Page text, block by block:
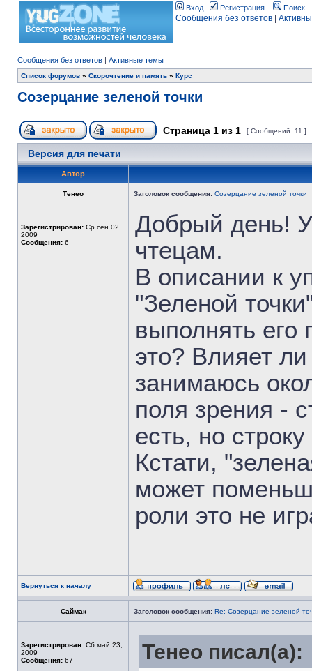
Вход Регистрация Поиск
Сообщения без ответов
Сообщения без ответов | Активные темы
Список форумов » Скорочтение и память » Курс
Созерцание зеленой точки
Страница 1 из 1 [ Сообщений: 11 ]
Версия для печати
Автор
Тенео Заголовок сообщения: Созерцание зеленой точки
Зарегистрирован: Ср сен 02,
2009
Сообщения: 6
Добрый день!
чтецам.
В описании к
"Зеленой
выполнять его
это? Влияет
занимаюсь
поля зрения -
есть, но
Кстати,
может
роли это не
Вернуться к началу
Саймак Заголовок сообщения: Re: Созерцание зеленой
Зарегистрирован: Сб май 23,
2009
Сообщения: 67 Тенео писал(а):